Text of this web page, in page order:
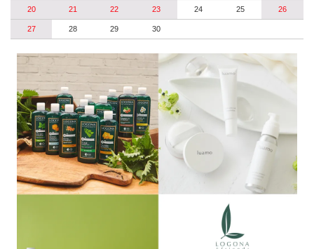
20 21 22 23 24 25 26
27 28 29 30